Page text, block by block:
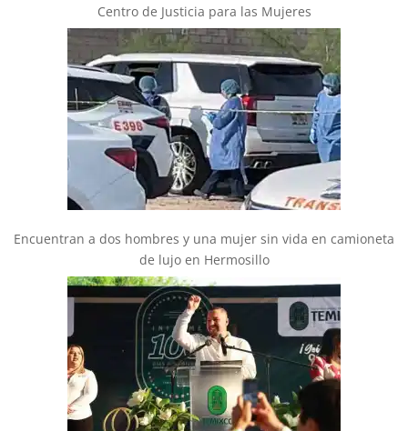
Centro de Justicia para las Mujeres
Encuentran a dos hombres y una mujer sin vida en camioneta
de lujo en Hermosillo